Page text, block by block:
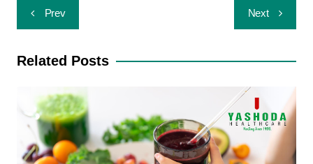
Prev Next
Related Posts